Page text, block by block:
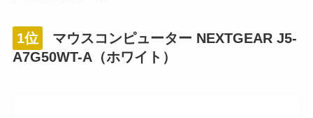
1位
マウスコンピューター NEXTGEAR J5-
A7G50WT-A（ホワイト）